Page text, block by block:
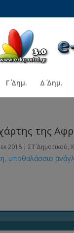
Γ΄ Δημ. Δ΄ Δημ.
της
2018 | ΣΤ΄ Δημοτικού,
υποθαλάσσιο